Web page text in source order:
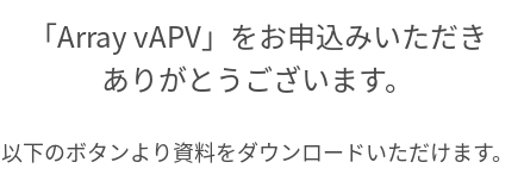
「Array vAPV」をお申込みいただき
ありがとうございます。
以下のボタンより資料をダウンロードいただけます。